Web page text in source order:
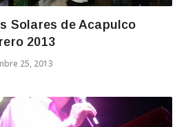
Solares de Acapulco
2013
25, 2013